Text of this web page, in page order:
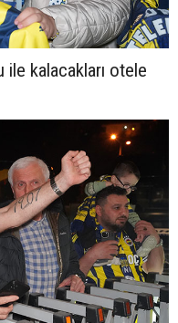
ile kalacakları otele